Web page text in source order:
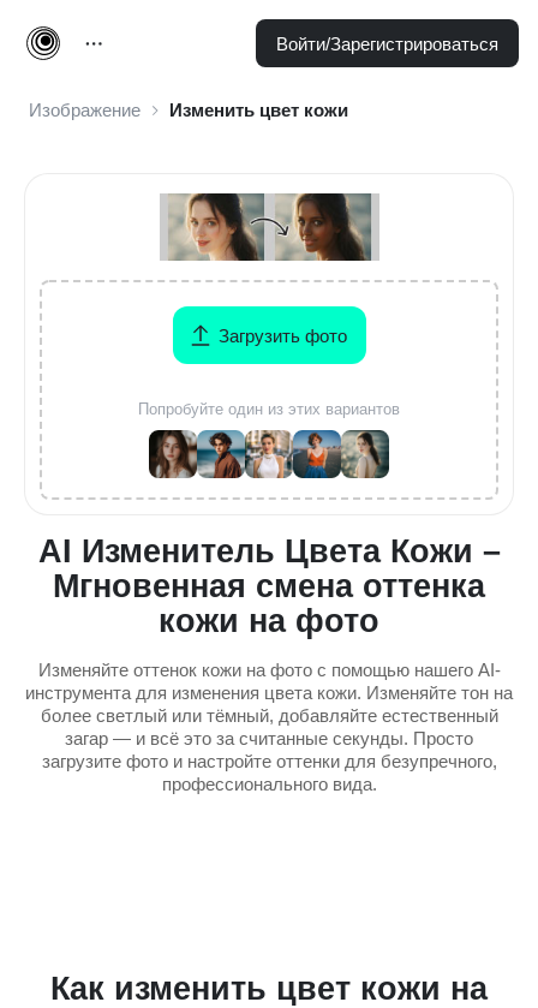
Войти/Зарегистрироваться
Изображение Изменить цвет кожи
AI Изменитель Цвета Кожи –
Мгновенная смена оттенка
кожи на фото
Изменяйте оттенок кожи на фото с помощью нашего AI-
инструмента для изменения цвета кожи. Изменяйте тон на
более светлый или тёмный, добавляйте естественный
загар — и всё это за считанные секунды. Просто
загрузите фото и настройте оттенки для безупречного,
профессионального вида.
Загрузить фото
Попробуйте один из этих вариантов
Как изменить цвет кожи на